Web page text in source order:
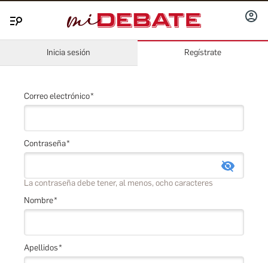
SESIÓN
Inicia sesión Regístrate
Correo electrónico
Contraseña
La contraseña debe tener, al menos, ocho caracteres
Nombre
Apellidos